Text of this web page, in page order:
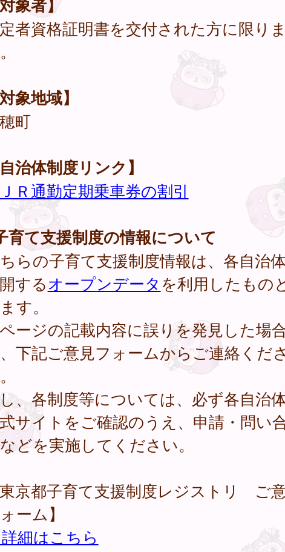
対象者】
者資格証明書を交付された方に限り
対象地域】
町
自治体制度リンク】
ＪＲ通勤定期乗車券の割引
育て支援制度の情報について
らの子育て支援制度情報は、各自治
するオープンデータ を利用したもの
す。
ージの記載内容に誤りを発見した場
下記ご意見フォームからご連絡くだ
、各制度等については、必ず各自治
サイトをご確認のうえ、申請・問い
どを実施してください。
東京都子育て支援制度レジストリ ご
ーム】
細はこちら